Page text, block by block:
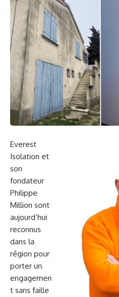
Everest
Isolation et
son
fondateur
Philippe
Million sont
aujourd’hui
reconnus
dans la
région pour
porter un
engagemen
t sans faille